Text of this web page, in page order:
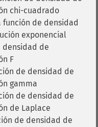
chi-cuadrado
función de densidad
exponencial
de
F
de densidad de
gamma
de densidad de
de Laplace
de densidad de